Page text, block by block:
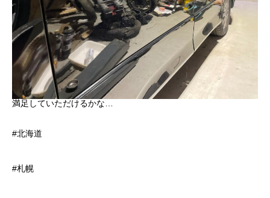
満足していただけるかな…
#北海道
#札幌